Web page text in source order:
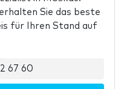
Sie das beste
für Ihren Stand auf
67 60